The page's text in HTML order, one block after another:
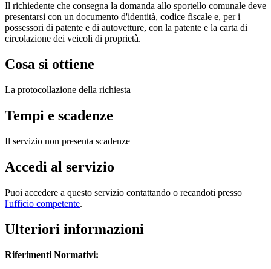
Il richiedente che consegna la domanda allo sportello comunale deve
presentarsi con un documento d'identità, codice fiscale e, per i
possessori di patente e di autovetture, con la patente e la carta di
circolazione dei veicoli di proprietà.
Cosa si ottiene
La protocollazione della richiesta
Tempi e scadenze
Il servizio non presenta scadenze
Accedi al servizio
Puoi accedere a questo servizio contattando o recandoti presso
l'ufficio competente.
Ulteriori informazioni
Riferimenti Normativi: